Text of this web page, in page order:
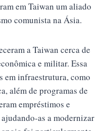
em Taiwan um aliado
comunista na Ásia.
a Taiwan cerca de
e militar. Essa
em infraestrutura, como
além de programas de
empréstimos e
as a modernizar